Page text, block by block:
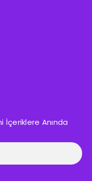
İçeriklere Anında